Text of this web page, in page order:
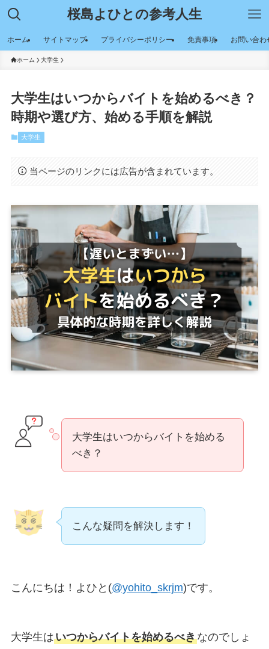
桜島よひとの参考人生
ホーム サイトマップ プライバシーポリシー 免責事項 お問い合わ
ホーム 大学生
大学生はいつからバイトを始めるべき？
時期や選び方、始める手順を解説
大学生
当ページのリンクには広告が含まれています。
大学生はいつからバイトを始める
べき？
こんな疑問を解決します！
こんにちは！よひと(@yohito_skrjm)です。
大学生はいつからバイトを始めるべきなのでしょ